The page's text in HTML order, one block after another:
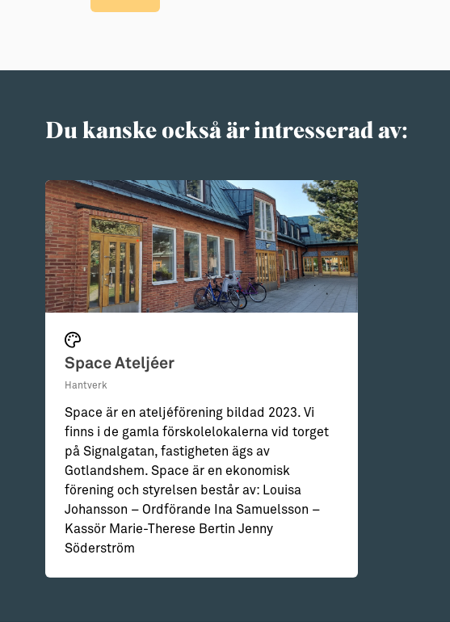
Du kanske också är intresserad av:
Space Ateljéer
Hantverk
Space är en ateljéförening bildad 2023. Vi
finns i de gamla förskolelokalerna vid torget
på Signalgatan, fastigheten ägs av
Gotlandshem. Space är en ekonomisk
förening och styrelsen består av: Louisa
Johansson – Ordförande Ina Samuelsson –
Kassör Marie-Therese Bertin Jenny
Söderström